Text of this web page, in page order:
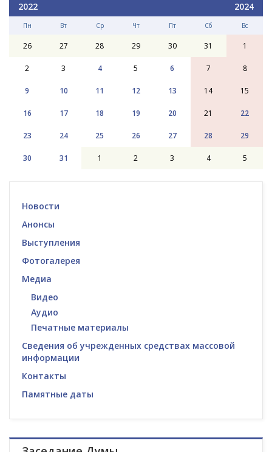
2022 2024
Пн Вт Ср Чт Пт Сб Вс
26 27 28 29 30 31 1
2 3 4 5 6 7 8
9 10 11 12 13 14 15
16 17 18 19 20 21 22
23 24 25 26 27 28 29
30 31 1 2 3 4 5
Новости
Анонсы
Выступления
Фотогалерея
Медиа
Видео
Аудио
Печатные материалы
Сведения об учрежденных средствах массовой
информации
Контакты
Памятные даты